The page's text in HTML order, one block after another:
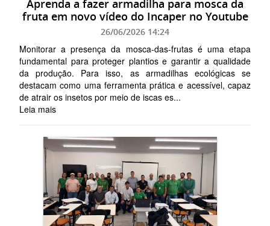
Aprenda a fazer armadilha para mosca da
fruta em novo vídeo do Incaper no Youtube
26/06/2026 14:24
Monitorar a presença da mosca-das-frutas é uma etapa
fundamental para proteger plantios e garantir a qualidade
da produção. Para isso, as armadilhas ecológicas se
destacam como uma ferramenta prática e acessível, capaz
de atrair os insetos por meio de iscas es...
Leia mais